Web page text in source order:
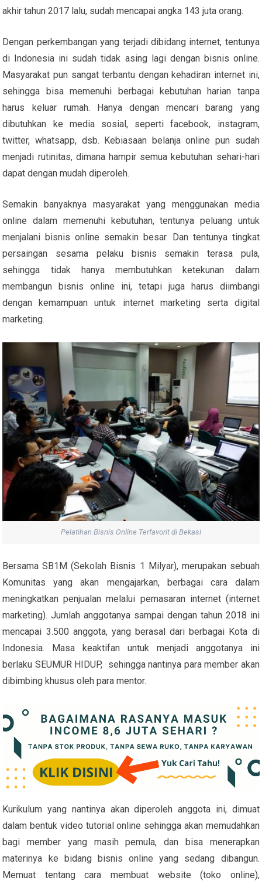
akhir tahun 2017 lalu, sudah mencapai angka 143 juta orang.
Dengan perkembangan yang terjadi dibidang internet, tentunya
di Indonesia ini sudah tidak asing lagi dengan bisnis online.
Masyarakat pun sangat terbantu dengan kehadiran internet ini,
sehingga bisa memenuhi berbagai kebutuhan harian tanpa
harus keluar rumah. Hanya dengan mencari barang yang
dibutuhkan ke media sosial, seperti facebook, instagram,
twitter, whatsapp, dsb. Kebiasaan belanja online pun sudah
menjadi rutinitas, dimana hampir semua kebutuhan sehari-hari
dapat dengan mudah diperoleh.
Semakin banyaknya masyarakat yang menggunakan media
online dalam memenuhi kebutuhan, tentunya peluang untuk
menjalani bisnis online semakin besar. Dan tentunya tingkat
persaingan sesama pelaku bisnis semakin terasa pula,
sehingga tidak hanya membutuhkan ketekunan dalam
membangun bisnis online ini, tetapi juga harus diimbangi
dengan kemampuan untuk internet marketing serta digital
marketing.
Pelatihan Bisnis Online Terfavorit di Bekasi
Bersama SB1M (Sekolah Bisnis 1 Milyar), merupakan sebuah
Komunitas yang akan mengajarkan, berbagai cara dalam
meningkatkan penjualan melalui pemasaran internet (internet
marketing). Jumlah anggotanya sampai dengan tahun 2018 ini
mencapai 3.500 anggota, yang berasal dari berbagai Kota di
Indonesia. Masa keaktifan untuk menjadi anggotanya ini
berlaku SEUMUR HIDUP, sehingga nantinya para member akan
dibimbing khusus oleh para mentor.
Kurikulum yang nantinya akan diperoleh anggota ini, dimuat
dalam bentuk video tutorial online sehingga akan memudahkan
bagi member yang masih pemula, dan bisa menerapkan
materinya ke bidang bisnis online yang sedang dibangun.
Memuat tentang cara membuat website (toko online),